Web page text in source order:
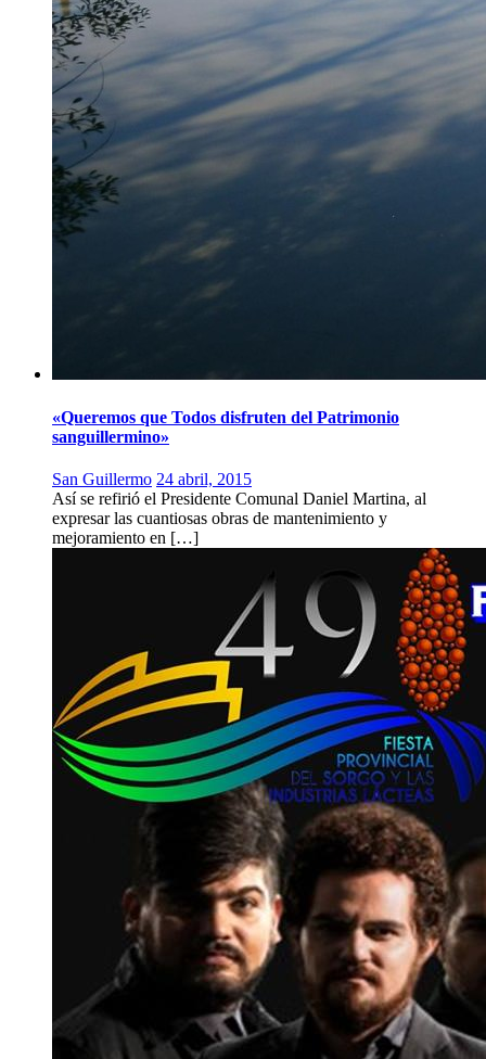
«Queremos que Todos disfruten del Patrimonio
sanguillermino»
San Guillermo 24 abril, 2015
Así se refirió el Presidente Comunal Daniel Martina, al
expresar las cuantiosas obras de mantenimiento y
mejoramiento en […]